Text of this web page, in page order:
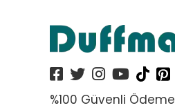
%100 Güvenli Ödeme